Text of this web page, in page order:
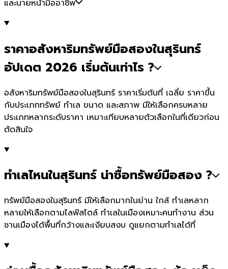
และนายหน้ามืออาชีพ
ราคาอสังหาริมทรัพย์มือสองในสุรินทร์
อัปเดต 2026 เริ่มต้นเท่าไร ?
อสังหาริมทรัพย์มือสองในสุรินทร์ ราคาเริ่มต้นที่ เฉลี่ย ราคาขึ้น
กับประเภททรัพย์ ทำเล ขนาด และสภาพ มีให้เลือกครบหลาย
ประเภทหลากระดับราคา เหมาะเทียบหลายตัวเลือกในที่เดียวก่อน
ตัดสินใจ
ทำเลไหนในสุรินทร์ น่าซื้อทรัพย์มือสอง ?
ทรัพย์มือสองในสุรินทร์ มีให้เลือกมากในย่าน ใกล้ ทำเลหลาก
หลายให้เลือกตามไลฟ์สไตล์ ทำเลในเมืองเหมาะคนทำงาน ส่วน
ชานเมืองได้พื้นที่กว้างและเงียบสงบ ดูแยกตามทำเลได้ที่